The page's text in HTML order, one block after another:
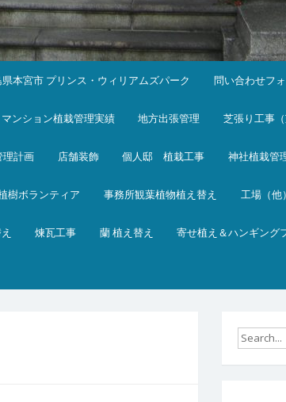
本宮市 プリンス・ウィリアムズパーク 問い合わせフ
マンション植栽管理実績 地方出張管理 芝張り工事（
理計画 店舗装飾 個人邸 植栽工事 神社植栽管
樹ボランティア 事務所観葉植物植え替え 工場（他
煉瓦工事 蘭 植え替え 寄せ植え＆ハンギング